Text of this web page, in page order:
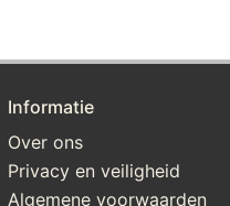
Informatie
Over ons
Privacy en veiligheid
Algemene voorwaarden